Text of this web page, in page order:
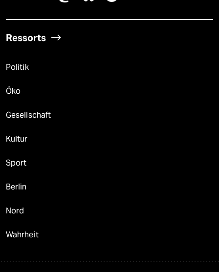
Ressorts
Politik
Öko
Gesellschaft
Kultur
Sport
Berlin
Nord
Wahrheit